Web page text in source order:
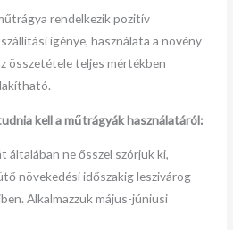
rendelkezik pozitív
igénye, használata a növény
összetétele teljes mértékben
kell a műtrágyák használatáról:
általában ne ősszel szórjuk ki,
növekedési időszakig leszivárog
Alkalmazzuk május-júniusi